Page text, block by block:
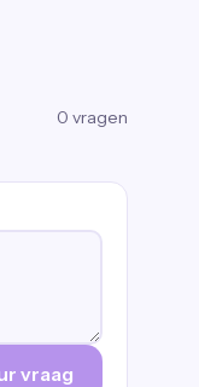
0 vragen
vraag